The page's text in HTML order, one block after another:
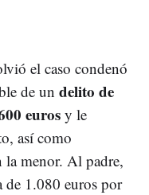
el caso condenó
de un delito de
euros y le
así como
menor. Al padre,
de 1.080 euros por